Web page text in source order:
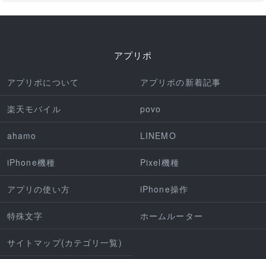
アプリポ
アプリポについて アプリポの新着記事
楽天モバイル povo
ahamo LINEMO
iPhone機種 Pixel機種
アプリの使い方 iPhone操作
特殊文字 ホームルーター
サイトマップ(カテゴリ一覧)